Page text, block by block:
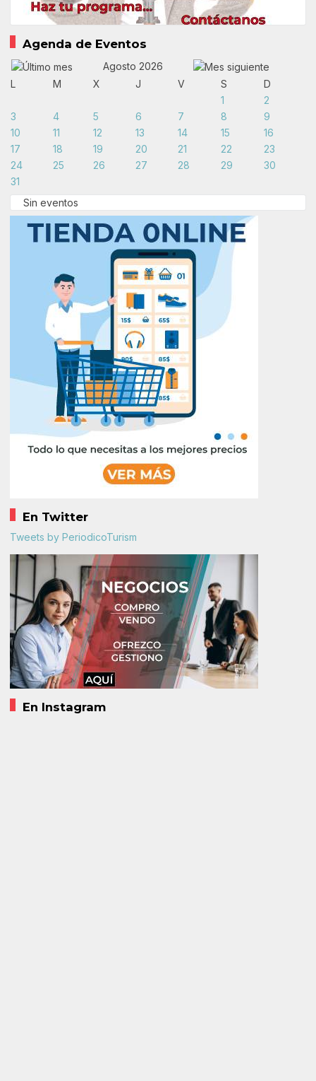
Agenda de Eventos
Agosto 2026
L
M X J V S
D
1
2
3
4 5 6 7 8
9
10
11 12 13 14 15
16
17
18 19 20 21 22
23
24
25 26 27 28 29
30
31
Sin eventos
En Twitter
Tweets by PeriodicoTurism
En Instagram